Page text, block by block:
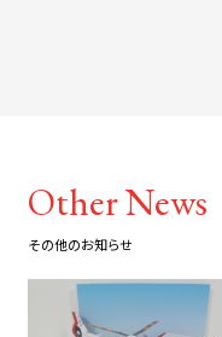
Other News
その他のお知らせ